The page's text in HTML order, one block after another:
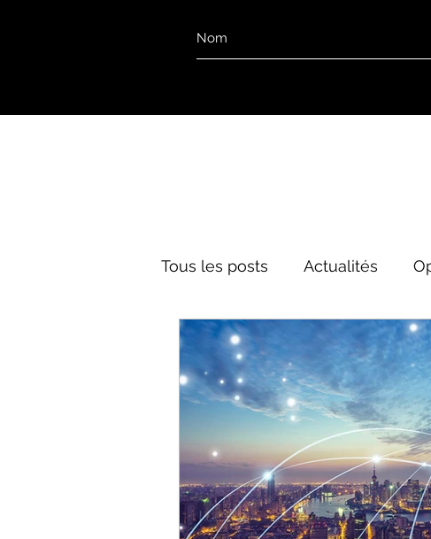
Tous les posts Actualités
Culture&Divertissement
Mode Histoire